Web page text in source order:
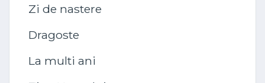
Zi de nastere
Dragoste
La multi ani